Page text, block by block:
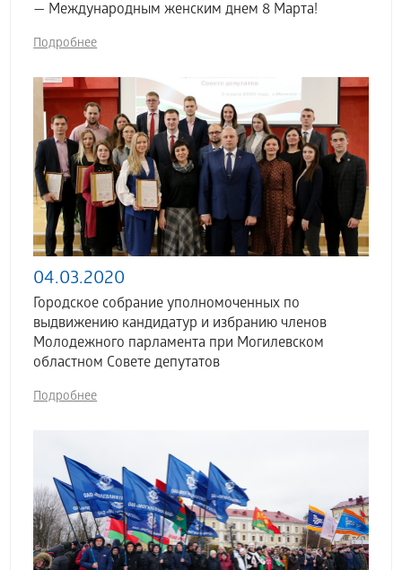
— Международным женским днем 8 Марта!
Подробнее
04.03.2020
Городское собрание уполномоченных по
выдвижению кандидатур и избранию членов
Молодежного парламента при Могилевском
областном Совете депутатов
Подробнее